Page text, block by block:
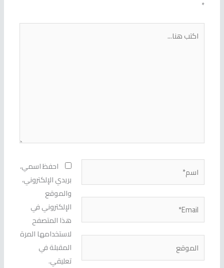
*
هنا...
احفظ اسمي،
بريدي الإلكتروني،
والموقع
الإلكتروني في
هذا المتصفح
لاستخدامها المرة
المقبلة في
تعليقي.